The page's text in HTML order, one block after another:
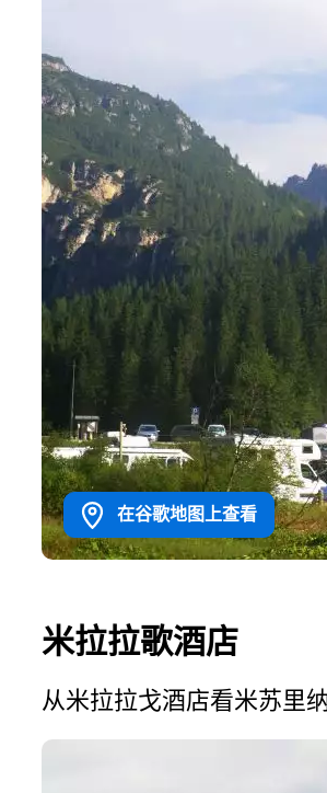
在谷歌地图上查看
米拉拉歌酒店
从米拉拉戈酒店看米苏里